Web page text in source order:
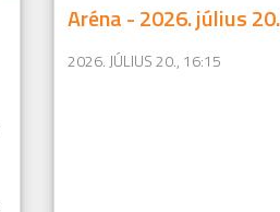
Aréna - 2026. július 20.
2026. JÚLIUS 20., 16:15